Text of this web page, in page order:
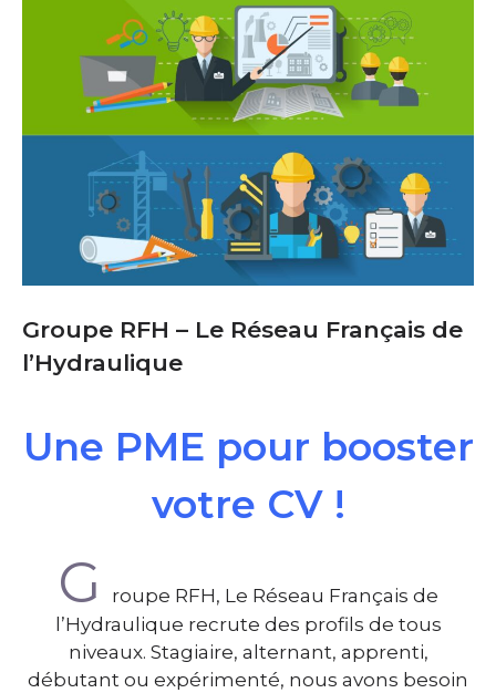
Groupe RFH – Le Réseau Français de
l’Hydraulique
Une PME pour booster
votre CV !
G
roupe RFH, Le Réseau Français de
l’Hydraulique recrute des profils de tous
niveaux. Stagiaire, alternant, apprenti,
débutant ou expérimenté, nous avons besoin